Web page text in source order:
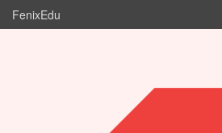
FenixEdu